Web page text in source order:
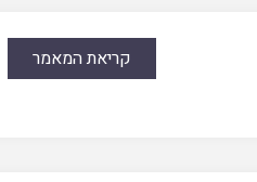
קריאת המאמר